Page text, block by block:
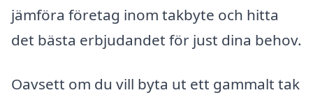
jämföra företag inom takbyte och hitta
det bästa erbjudandet för just dina behov.
Oavsett om du vill byta ut ett gammalt tak